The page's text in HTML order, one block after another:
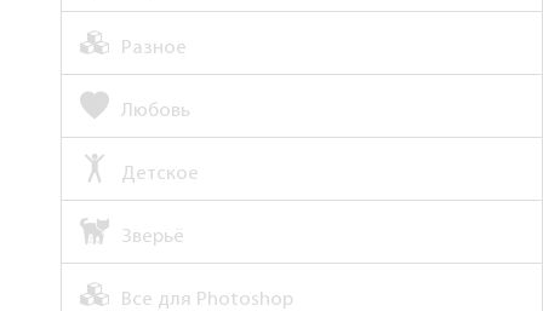
Разное
Любовь
Детское
Зверьё
Все для Photoshop